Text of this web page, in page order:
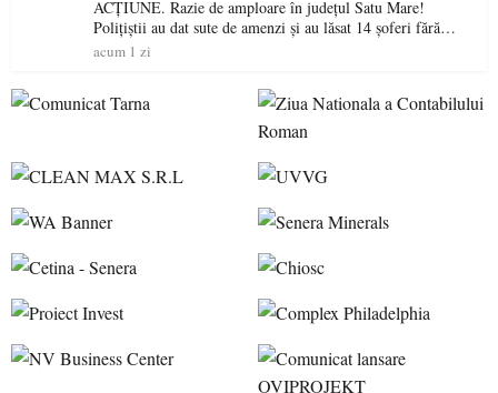
ACȚIUNE. Razie de amploare în județul Satu Mare!
Polițiștii au dat sute de amenzi și au lăsat 14 șoferi fără
permis într-o singură zi
acum 1 zi